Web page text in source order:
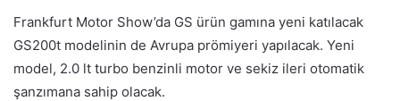
Frankfurt Motor Show’da GS ürün gamına yeni katılacak
GS200t modelinin de Avrupa prömiyeri yapılacak. Yeni
model, 2.0 lt turbo benzinli motor ve sekiz ileri otomatik
şanzımana sahip olacak.